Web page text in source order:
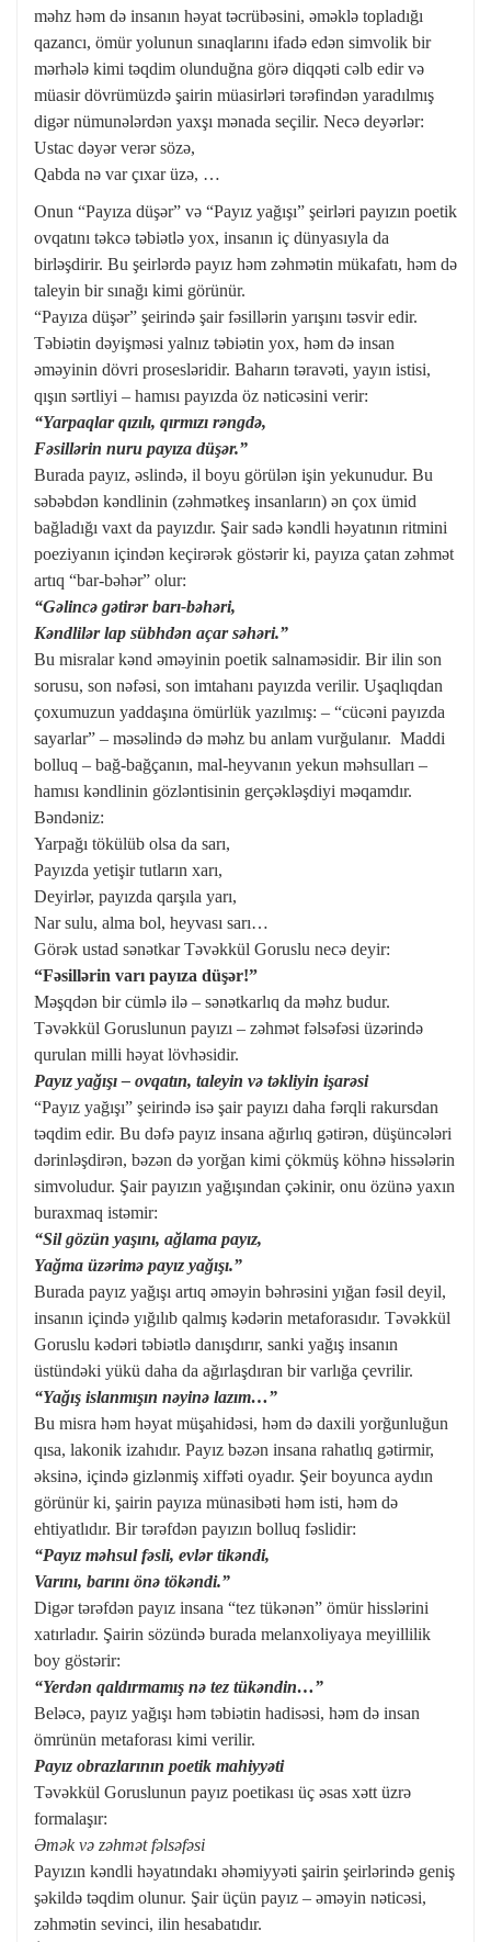
məhz həm də insanın həyat təcrübəsini, əməklə topladığı
qazancı, ömür yolunun sınaqlarını ifadə edən simvolik bir
mərhələ kimi təqdim olunduğna görə diqqəti cəlb edir və
müasir dövrümüzdə şairin müasirləri tərəfindən yaradılmış
digər nümunələrdən yaxşı mənada seçilir. Necə deyərlər:
Ustac dəyər verər sözə,
Qabda nə var çıxar üzə, …
Onun “Payıza düşər” və “Payız yağışı” şeirləri payızın poetik
ovqatını təkcə təbiətlə yox, insanın iç dünyasıyla da
birləşdirir. Bu şeirlərdə payız həm zəhmətin mükafatı, həm də
taleyin bir sınağı kimi görünür.
“Payıza düşər” şeirində şair fəsillərin yarışını təsvir edir.
Təbiətin dəyişməsi yalnız təbiətin yox, həm də insan
əməyinin dövri prosesləridir. Baharın təravəti, yayın istisi,
qışın sərtliyi – hamısı payızda öz nəticəsini verir:
“Yarpaqlar qızılı, qırmızı rəngdə,
Fəsillərin nuru payıza düşər.”
Burada payız, əslində, il boyu görülən işin yekunudur. Bu
səbəbdən kəndlinin (zəhmətkeş insanların) ən çox ümid
bağladığı vaxt da payızdır. Şair sadə kəndli həyatının ritmini
poeziyanın içindən keçirərək göstərir ki, payıza çatan zəhmət
artıq “bar-bəhər” olur:
“Gəlincə gətirər barı-bəhəri,
Kəndlilər lap sübhdən açar səhəri.”
Bu misralar kənd əməyinin poetik salnaməsidir. Bir ilin son
sorusu, son nəfəsi, son imtahanı payızda verilir. Uşaqlıqdan
çoxumuzun yaddaşına ömürlük yazılmış: – “cücəni payızda
sayarlar” – məsəlində də məhz bu anlam vurğulanır. Maddi
bolluq – bağ-bağçanın, mal-heyvanın yekun məhsulları –
hamısı kəndlinin gözləntisinin gerçəkləşdiyi məqamdır.
Bəndəniz:
Yarpağı tökülüb olsa da sarı,
Payızda yetişir tutların xarı,
Deyirlər, payızda qarşıla yarı,
Nar sulu, alma bol, heyvası sarı…
Görək ustad sənətkar Təvəkkül Goruslu necə deyir:
“Fəsillərin varı payıza düşər!”
Məşqdən bir cümlə ilə – sənətkarlıq da məhz budur.
Təvəkkül Goruslunun payızı – zəhmət fəlsəfəsi üzərində
qurulan milli həyat lövhəsidir.
Payız yağışı – ovqatın, taleyin və təkliyin işarəsi
“Payız yağışı” şeirində isə şair payızı daha fərqli rakursdan
təqdim edir. Bu dəfə payız insana ağırlıq gətirən, düşüncələri
dərinləşdirən, bəzən də yorğan kimi çökmüş köhnə hissələrin
simvoludur. Şair payızın yağışından çəkinir, onu özünə yaxın
buraxmaq istəmir:
“Sil gözün yaşını, ağlama payız,
Yağma üzərimə payız yağışı.”
Burada payız yağışı artıq əməyin bəhrəsini yığan fəsil deyil,
insanın içində yığılıb qalmış kədərin metaforasıdır. Təvəkkül
Goruslu kədəri təbiətlə danışdırır, sanki yağış insanın
üstündəki yükü daha da ağırlaşdıran bir varlığa çevrilir.
“Yağış islanmışın nəyinə lazım…”
Bu misra həm həyat müşahidəsi, həm də daxili yorğunluğun
qısa, lakonik izahıdır. Payız bəzən insana rahatlıq gətirmir,
əksinə, içində gizlənmiş xiffəti oyadır. Şeir boyunca aydın
görünür ki, şairin payıza münasibəti həm isti, həm də
ehtiyatlıdır. Bir tərəfdən payızın bolluq fəslidir:
“Payız məhsul fəsli, evlər tikəndi,
Varını, barını önə tökəndi.”
Digər tərəfdən payız insana “tez tükənən” ömür hisslərini
xatırladır. Şairin sözündə burada melanxoliyaya meyillilik
boy göstərir:
“Yerdən qaldırmamış nə tez tükəndin…”
Beləcə, payız yağışı həm təbiətin hadisəsi, həm də insan
ömrünün metaforası kimi verilir.
Payız obrazlarının poetik mahiyyəti
Təvəkkül Goruslunun payız poetikası üç əsas xətt üzrə
formalaşır:
Əmək və zəhmət fəlsəfəsi
Payızın kəndli həyatındakı əhəmiyyəti şairin şeirlərində geniş
şəkildə təqdim olunur. Şair üçün payız – əməyin nəticəsi,
zəhmətin sevinci, ilin hesabatıdır.